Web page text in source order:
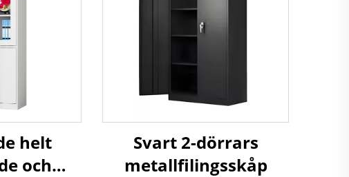
helt
och
Svart 2-dörrars
metallfilingsskåp